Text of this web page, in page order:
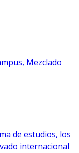
Mezclado
de estudios, los
internacional